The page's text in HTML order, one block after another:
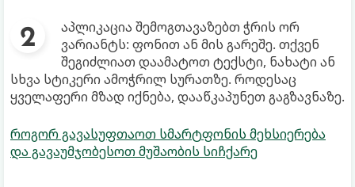
აპლიკაცია შემოგთავაზებთ ჭრის ორ
ვარიანტს: ფონით ან მის გარეშე. თქვენ
შეგიძლიათ დაამატოთ ტექსტი, ნახატი ან
სხვა სტიკერი ამოჭრილ სურათზე. როდესაც
ყველაფერი მზად იქნება, დააწკაპუნეთ გაგზავნაზე.
როგორ გავასუფთაოთ სმარტფონის მეხსიერება
და გავაუმჯობესოთ მუშაობის სიჩქარე